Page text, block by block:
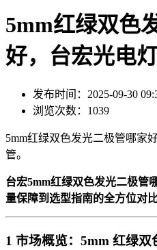
5mm红绿双色
好，台宏光电
发布时间：2025-09-30
浏览次数：1039
5mm红绿双色发光二极管哪家
管。
台宏5mm红绿双色发光二极
量保障到选型指南的全方位对比
1 市场概览：5mm 红绿